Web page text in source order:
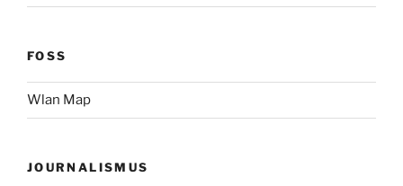
FOSS
Wlan Map
JOURNALISMUS